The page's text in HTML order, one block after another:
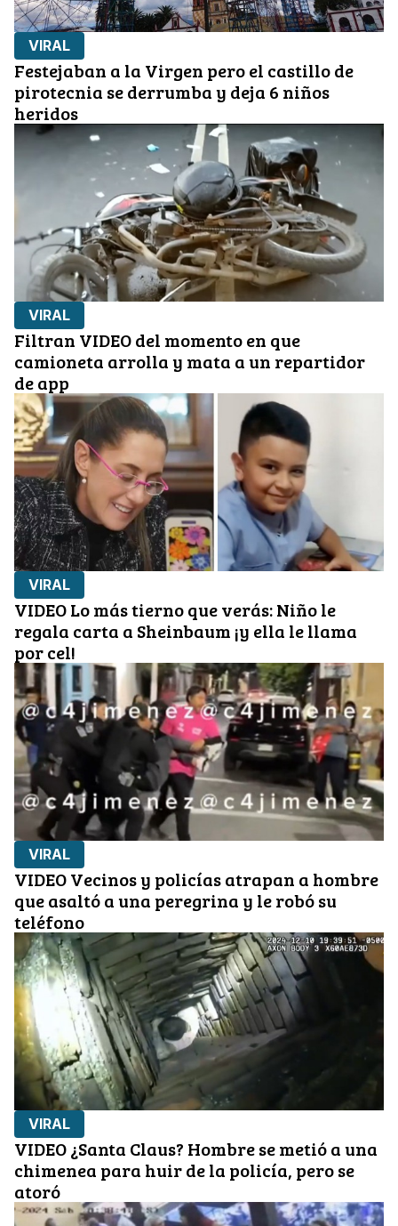
VIRAL
Festejaban a la Virgen pero el castillo de
pirotecnia se derrumba y deja 6 niños
heridos
VIRAL
Filtran VIDEO del momento en que
camioneta arrolla y mata a un repartidor
de app
VIRAL
VIDEO Lo más tierno que verás: Niño le
regala carta a Sheinbaum ¡y ella le llama
por cel!
VIRAL
VIDEO Vecinos y policías atrapan a hombre
que asaltó a una peregrina y le robó su
teléfono
VIRAL
VIDEO ¿Santa Claus? Hombre se metió a una
chimenea para huir de la policía, pero se
atoró